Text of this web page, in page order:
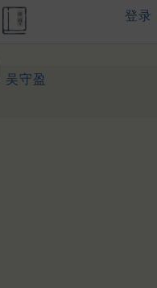
登录
吴守盈